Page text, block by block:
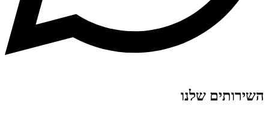
השירותים שלנו